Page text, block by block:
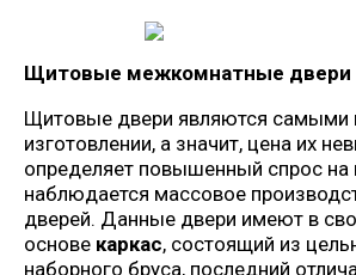
Щитовые межкомнатные двери
Щитовые двери являются самыми
изготовлении, а значит, цена их
определяет повышенный спрос на
наблюдается массовое
дверей. Данные двери имеют в
основе каркас, состоящий из
наборного бруса, последний